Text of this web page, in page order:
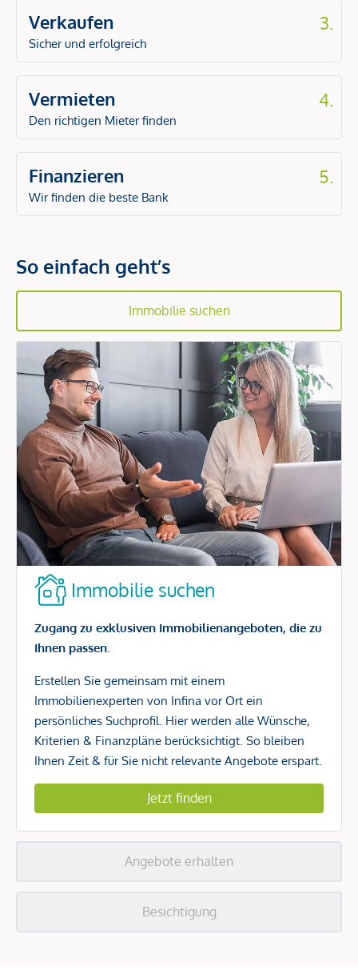
Verkaufen
Sicher und erfolgreich
3.
Vermieten
Den richtigen Mieter finden
4.
Finanzieren
Wir finden die beste Bank
5.
So einfach geht’s
Immobilie suchen
Immobilie suchen
Zugang zu exklusiven Immobilienangeboten, die zu
Ihnen passen.
Erstellen Sie gemeinsam mit einem
Immobilienexperten von Infina vor Ort ein
persönliches Suchprofil. Hier werden alle Wünsche,
Kriterien & Finanzpläne berücksichtigt. So bleiben
Ihnen Zeit & für Sie nicht relevante Angebote erspart.
Jetzt finden
Angebote erhalten
Besichtigung